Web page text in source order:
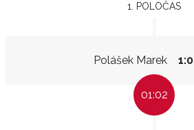
1. POLOČAS
Polášek Marek 1:0
01:02